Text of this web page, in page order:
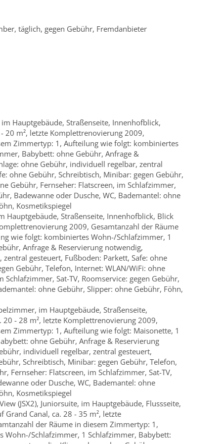
täglich, gegen Gebühr, Fremdanbieter
Hauptgebäude, Straßenseite, Innenhofblick,
20 m², letzte Komplettrenovierung 2009,
Zimmertyp: 1, Aufteilung wie folgt: kombiniertes
Babybett: ohne Gebühr, Anfrage &
ohne Gebühr, individuell regelbar, zentral
ohne Gebühr, Schreibtisch, Minibar: gegen Gebühr,
Gebühr, Fernseher: Flatscreen, im Schlafzimmer,
Badewanne oder Dusche, WC, Bademantel: ohne
Kosmetikspiegel
Hauptgebäude, Straßenseite, Innenhofblick, Blick
2009, Gesamtanzahl der Räume
wie folgt: kombiniertes Wohn-/Schlafzimmer, 1
Anfrage & Reservierung notwendig,
gesteuert, Fußboden: Parkett, Safe: ohne
Gebühr, Telefon, Internet: WLAN/WiFi: ohne
Schlafzimmer, Sat-TV, Roomservice: gegen Gebühr,
ohne Gebühr, Slipper: ohne Gebühr, Föhn,
im Hauptgebäude, Straßenseite,
- 28 m², letzte Komplettrenovierung 2009,
Zimmertyp: 1, Aufteilung wie folgt: Maisonette, 1
ohne Gebühr, Anfrage & Reservierung
individuell regelbar, zentral gesteuert,
Schreibtisch, Minibar: gegen Gebühr, Telefon,
Fernseher: Flatscreen, im Schlafzimmer, Sat-TV,
oder Dusche, WC, Bademantel: ohne
Kosmetikspiegel
(JSX2), Juniorsuite, im Hauptgebäude, Flussseite,
Canal, ca. 28 - 35 m², letzte
der Räume in diesem Zimmertyp: 1,
Schlafzimmer, 1 Schlafzimmer, Babybett: